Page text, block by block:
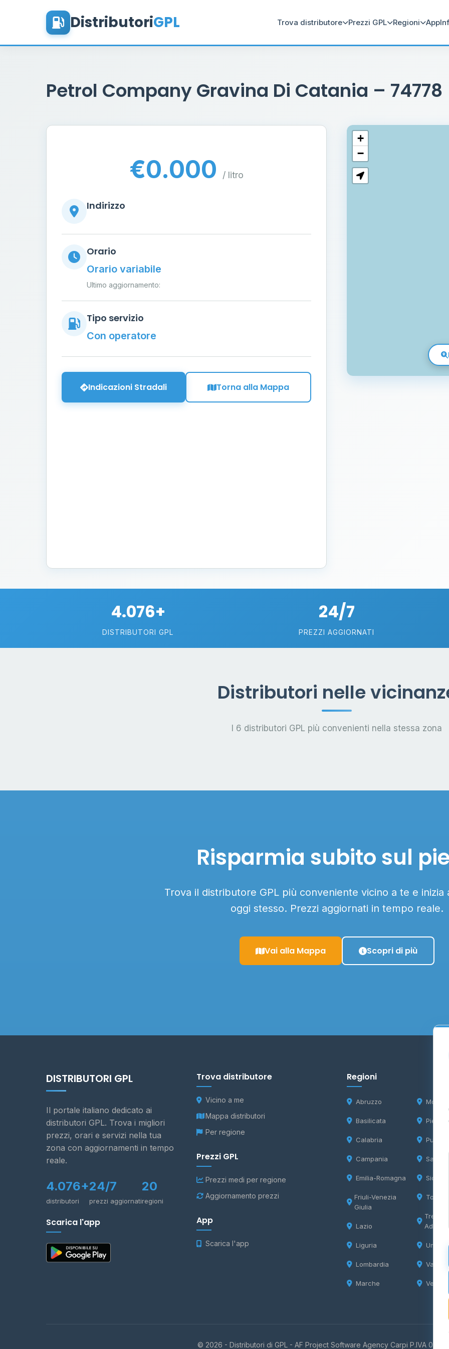
DistributoriGPL Trova distributore Prezzi GPL Regioni App
Petrol Company Gravina Di Catania – 74778
€0.000 / litro
Indirizzo
Orario
Orario variabile
Ultimo aggiornamento:
Tipo servizio
Con operatore
Indicazioni Stradali Torna alla Mappa
+
−
4.076+
DISTRIBUTORI GPL
24/7
PREZZI AGGIORNATI
Distributori nelle
I 6 distributori GPL più convenienti nella stessa zona
Risparmia subito sul
Trova il distributore GPL più conveniente vicino a te e inizia
oggi stesso. Prezzi aggiornati in tempo reale.
Vai alla Mappa Scopri di più
DISTRIBUTORI GPL
Il portale italiano dedicato ai
distributori GPL. Trova i migliori
prezzi, orari e servizi nella tua
zona con aggiornamenti in tempo
reale.
4.076+
distributori
24/7
prezzi aggiornati
20
regioni
Scarica l'app
Trova distributore
Vicino a me
Mappa distributori
Per regione
Prezzi GPL
Prezzi medi per regione
Aggiornamento prezzi
App
Scarica l'app
Regioni
Abruzzo
Basilicata
Calabria
Campania
Emilia-Romagna
Friuli-Venezia
Giulia
Lazio
Liguria
Lombardia
Marche
Molise
Puglia
Sicilia
Toscana
Adige
Umbria
Valle
Veneto
© 2026 - Distributori di GPL - AF Project Software Agency Carpi P.IVA